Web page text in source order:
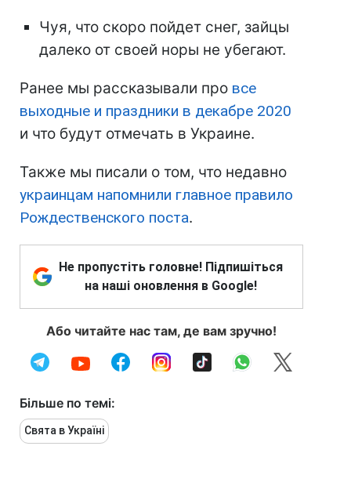
Чуя, что скоро пойдет снег, зайцы
далеко от своей норы не убегают.
Ранее мы рассказывали про все
выходные и праздники в декабре 2020
и что будут отмечать в Украине.
Также мы писали о том, что недавно
украинцам напомнили главное правило
Рождественского поста.
Не пропустіть головне! Підпишіться
на наші оновлення в Google!
Або читайте нас там, де вам зручно!
Більше по темі:
Свята в Україні